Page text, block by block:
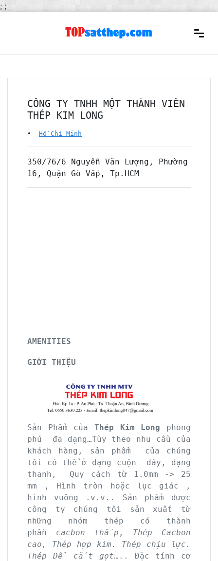
; ;
CÔNG TY TNHH MỘT THÀNH VIÊN
THÉP KIM LONG
• Hồ Chí Minh
350/76/6 Nguyễn Văn Lượng, Phường
16, Quận Gò Vấp, Tp.HCM
AMENITIES
GIỚI THIỆU
Sản Phẩm của Thép Kim Long phong
phú đa dạng…Tùy theo nhu cầu của
khách hàng, sản phẩm của chúng
tôi có thể ở dạng cuộn dây, dạng
thanh, Quy cách từ 1.0mm -> 25
mm , Hình tròn hoặc lục giác ,
hình vuông .v.v.. Sản phẩm được
công ty chúng tôi sản xuất từ
những nhóm thép có thành
phần cacbon thấp , Thép Cacbon
cao, Thép hợp kim. Thép chịu lực.
Thép Dể cắt gọt….. Đặc tính cơ